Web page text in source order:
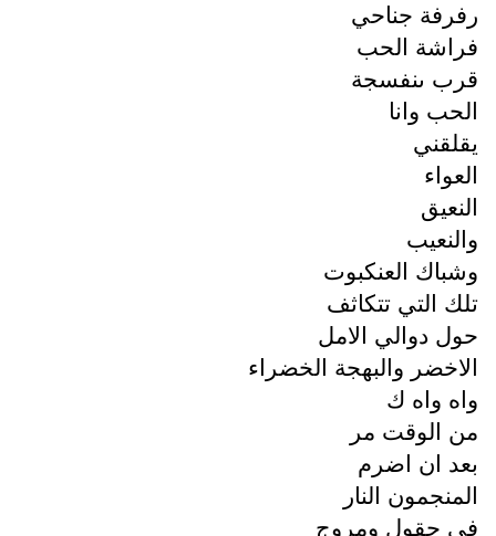
رفرفة جناحي
فراشة الحب
قرب ىنفسجة
الحب وانا
يقلقني
العواء
النعيق
والنعيب
وشباك العنكبوت
تلك التي تتكاثف
حول دوالي الامل
الاخضر والبهجة الخضراء
واه واه ك
من الوقت مر
بعد ان اضرم
المنجمون النار
في حقول ومروج